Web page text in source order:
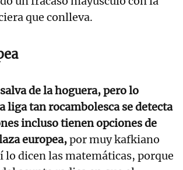
que conlleva.
de la hoguera, pero lo
liga tan rocambolesca se detecta
incluso tienen opciones de
europea,por muy kafkiano
lo dicen las matemáticas, porque